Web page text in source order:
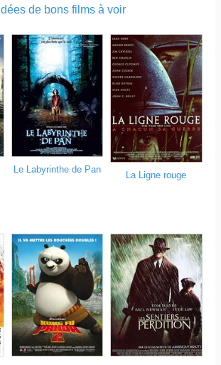
Idées de bons films à voir
Le Labyrinthe de Pan
La Ligne rouge